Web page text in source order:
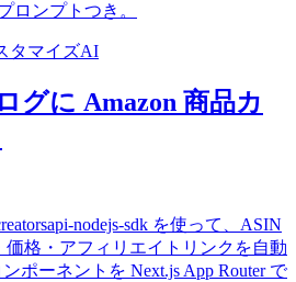
ロンプトつき。
タマイズAI
グに Amazon 商品カ
nodejs-sdk を使って、ASIN
価格・アフィリエイトリンクを自動
ポーネントを Next.js App Router で